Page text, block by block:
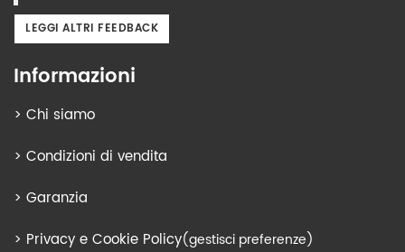
LEGGI ALTRI FEEDBACK
Informazioni
> Chi siamo
> Condizioni di vendita
> Garanzia
> Privacy e Cookie Policy(gestisci preferenze)